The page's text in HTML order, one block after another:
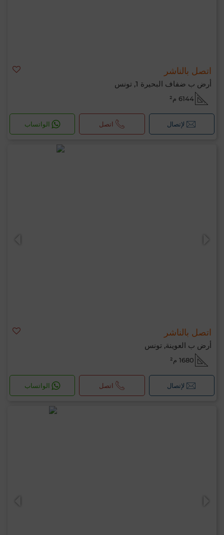
اتصل بالناشر
أرض ب ضفاف البحيرة 1, تونس
6144 م²
لإتصال اتصل الواتساب
اتصل بالناشر
أرض ب العوينة, تونس
1680 م²
لإتصال اتصل الواتساب